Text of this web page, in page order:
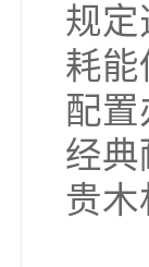
规
耗
配
经
贵